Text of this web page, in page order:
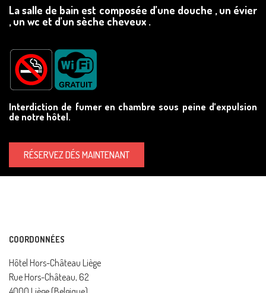
La salle de bain est composée d’une douche , un évier
, un wc et d’un sèche cheveux .
Interdiction de fumer en chambre sous peine d’expulsion
de notre hôtel.
RÉSERVEZ DÉS MAINTENANT
COORDONNÉES
Hôtel Hors-Château Liège
Rue Hors-Château, 62